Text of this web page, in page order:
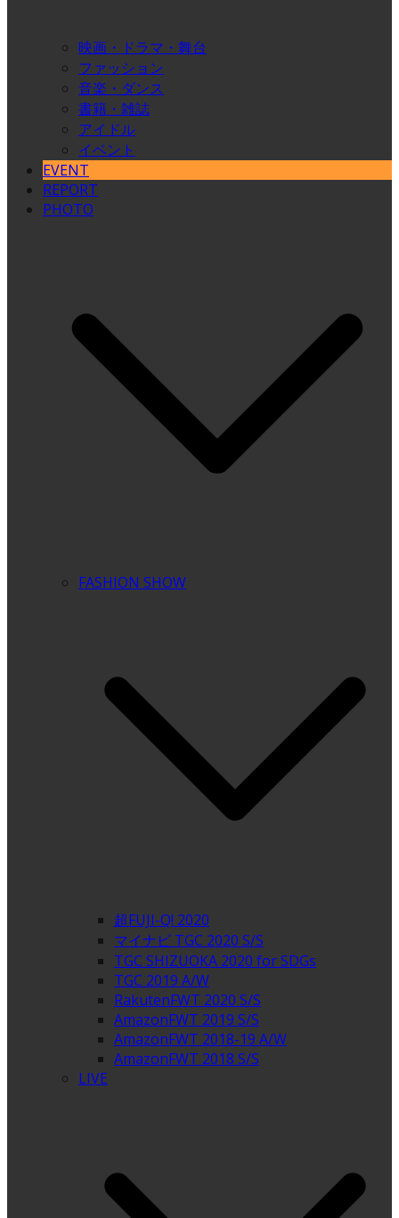
映画・ドラマ・舞台
ファッション
音楽・ダンス
書籍・雑誌
アイドル
イベント
EVENT
REPORT
PHOTO
FASHION SHOW
超FUJI-Q! 2020
マイナビ TGC 2020 S/S
TGC SHIZUOKA 2020 for SDGs
TGC 2019 A/W
RakutenFWT 2020 S/S
AmazonFWT 2019 S/S
AmazonFWT 2018-19 A/W
AmazonFWT 2018 S/S
LIVE